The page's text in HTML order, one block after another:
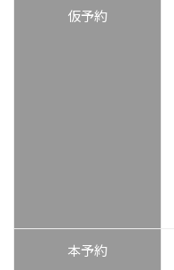
仮予約
本予約